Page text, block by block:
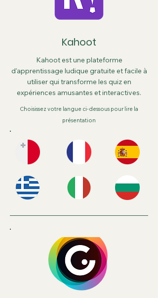
Kahoot
Kahoot est une plateforme
d'apprentissage ludique gratuite et facile à
utiliser qui transforme les quiz en
expériences amusantes et interactives.
Choisissez votre langue ci-dessous pour lire la
présentation